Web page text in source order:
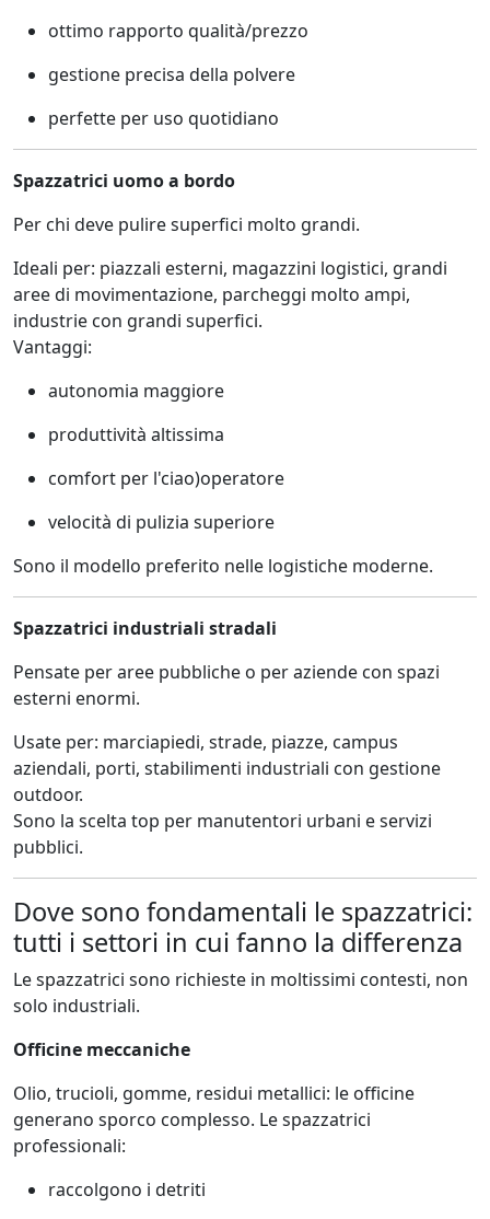
ottimo rapporto qualità/prezzo
gestione precisa della polvere
perfette per uso quotidiano
Spazzatrici uomo a bordo
Per chi deve pulire superfici molto grandi.
Ideali per: piazzali esterni, magazzini logistici, grandi
aree di movimentazione, parcheggi molto ampi,
industrie con grandi superfici.
Vantaggi:
autonomia maggiore
produttività altissima
comfort per l'ciao)operatore
velocità di pulizia superiore
Sono il modello preferito nelle logistiche moderne.
Spazzatrici industriali stradali
Pensate per aree pubbliche o per aziende con spazi
esterni enormi.
Usate per: marciapiedi, strade, piazze, campus
aziendali, porti, stabilimenti industriali con gestione
outdoor.
Sono la scelta top per manutentori urbani e servizi
pubblici.
Dove sono fondamentali le spazzatrici:
tutti i settori in cui fanno la differenza
Le spazzatrici sono richieste in moltissimi contesti, non
solo industriali.
Officine meccaniche
Olio, trucioli, gomme, residui metallici: le officine
generano sporco complesso. Le spazzatrici
professionali:
raccolgono i detriti